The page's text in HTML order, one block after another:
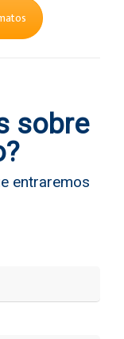
sobre
entraremos